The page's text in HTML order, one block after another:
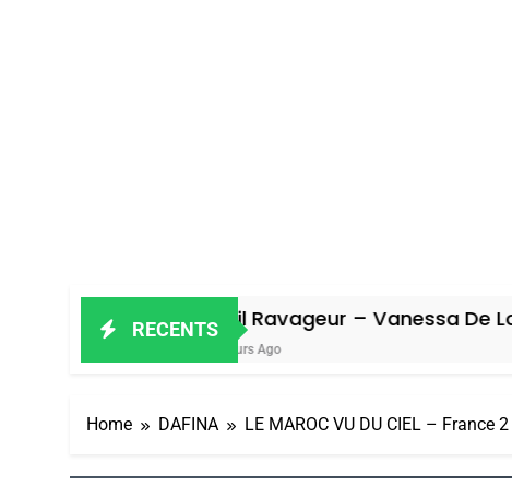
RECENTS
Oeil Ravageur – Vanessa De Loya Stauber
Home DAFINA LE MAROC VU DU CIEL – France 2